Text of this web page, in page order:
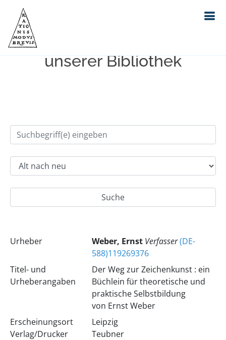
Einfache Suche im Bestand
unserer Bibliothek
Urheber Weber, Ernst Verfasser(DE-
588)119269376
Titel- und
Urheberangaben
Der Weg zur Zeichenkunst : ein
Büchlein für theoretische und
praktische Selbstbildung
von Ernst Weber
Erscheinungsort
Verlag/Drucker
Leipzig
Teubner